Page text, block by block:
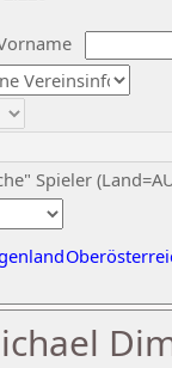
Spieler